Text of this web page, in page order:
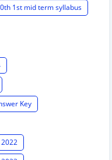
1st mid term syllabus
Key